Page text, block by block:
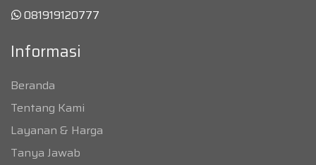
081919120777
Informasi
Beranda
Tentang Kami
Layanan & Harga
Tanya Jawab